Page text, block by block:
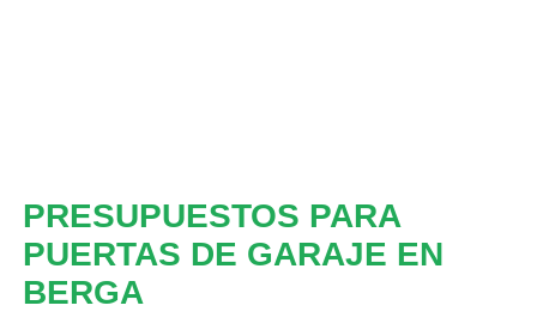
PRESUPUESTOS PARA
PUERTAS DE GARAJE EN
BERGA